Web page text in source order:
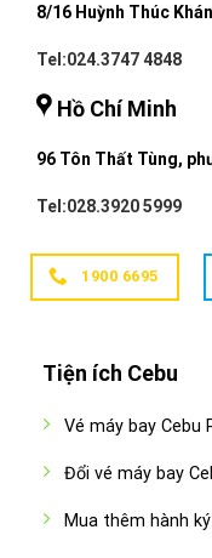
8/16 Huỳnh Thúc
Tel:024.3747 4848
Hồ Chí Minh
96 Tôn Thất Tùng,
Tel:028.3920 5999
1900 6695
Tiện ích Cebu
Vé máy bay Cebu
Đổi vé máy bay
Mua thêm hành